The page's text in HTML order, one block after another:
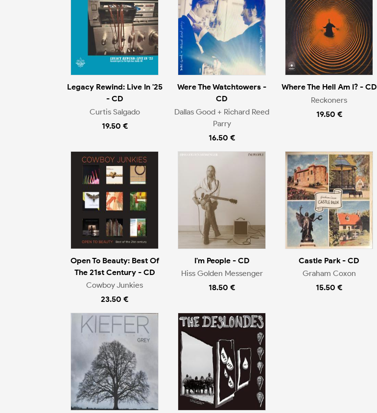
Legacy Rewind: Live In '25
- CD
Curtis Salgado
19.50 €
Were The Watchtowers -
CD
Dallas Good + Richard Reed
Parry
16.50 €
Where The Hell Am I? - CD
Reckoners
19.50 €
Open To Beauty: Best Of
The 21st Century - CD
Cowboy Junkies
23.50 €
I'm People - CD
Hiss Golden Messenger
18.50 €
Castle Park - CD
Graham Coxon
15.50 €